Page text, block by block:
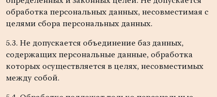
обработка персональных данных, несовместимая с
целями сбора персональных данных.
5.3. Не допускается объединение баз данных,
содержащих персональные данные, обработка
которых осуществляется в целях, несовместимых
между собой.